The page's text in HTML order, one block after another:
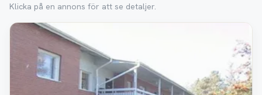
Klicka på en annons för att se detaljer.
Borttagen